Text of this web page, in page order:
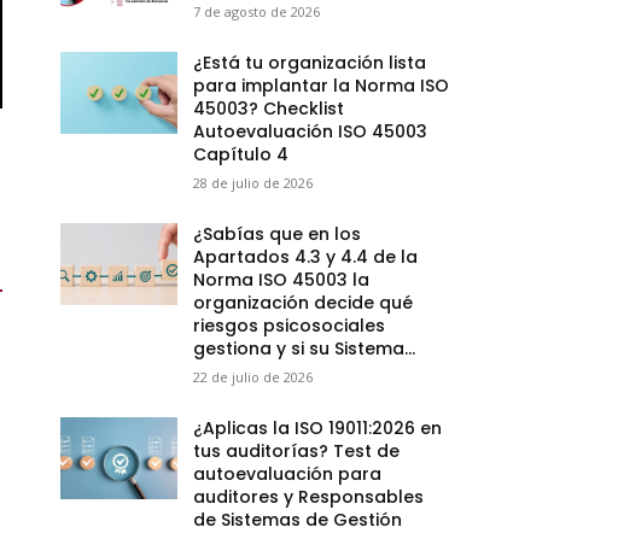
7 de agosto de 2026
¿Está tu organización lista
para implantar la Norma ISO
45003? Checklist
Autoevaluación ISO 45003
Capítulo 4
28 de julio de 2026
¿Sabías que en los
Apartados 4.3 y 4.4 de la
Norma ISO 45003 la
organización decide qué
riesgos psicosociales
gestiona y si su Sistema...
22 de julio de 2026
¿Aplicas la ISO 19011:2026 en
tus auditorías? Test de
autoevaluación para
auditores y Responsables
de Sistemas de Gestión